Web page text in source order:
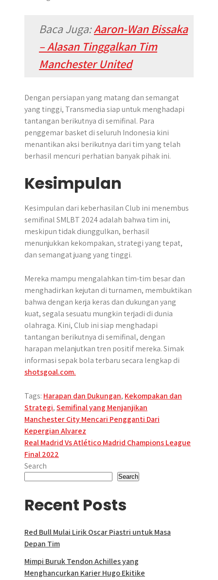
Baca Juga:Aaron-Wan Bissaka
– Alasan Tinggalkan Tim
Manchester United
Dengan persiapan yang matang dan semangat
yang tinggi, Transmedia siap untuk menghadapi
tantangan berikutnya di semifinal. Para
penggemar basket di seluruh Indonesia kini
menantikan aksi berikutnya dari tim yang telah
berhasil mencuri perhatian banyak pihak ini.
Kesimpulan
Kesimpulan dari keberhasilan Club ini menembus
semifinal SMLBT 2024 adalah bahwa tim ini,
meskipun tidak diunggulkan, berhasil
menunjukkan kekompakan, strategi yang tepat,
dan semangat juang yang tinggi.
Mereka mampu mengalahkan tim-tim besar dan
menghadirkan kejutan di turnamen, membuktikan
bahwa dengan kerja keras dan dukungan yang
kuat, segala sesuatu mungkin terjadi di dunia
olahraga. Kini, Club ini siap menghadapi
tantangan berikutnya di semifinal, dengan
harapan melanjutkan tren positif mereka. Simak
informasi sepak bola terbaru secara lengkap di
shotsgoal.com.
Tags: Harapan dan Dukungan, Kekompakan dan
Strategi,Semifinal yang Menjanjikan
Post
navigation
Manchester City Mencari Pengganti Dari
Kepergian Alvarez
Real Madrid Vs Atlético Madrid Champions League
Final 2022
Search
Search
Recent Posts
Red Bull Mulai Lirik Oscar Piastri untuk Masa
Depan Tim
Mimpi Buruk Tendon Achilles yang
Menghancurkan Karier Hugo Ekitike